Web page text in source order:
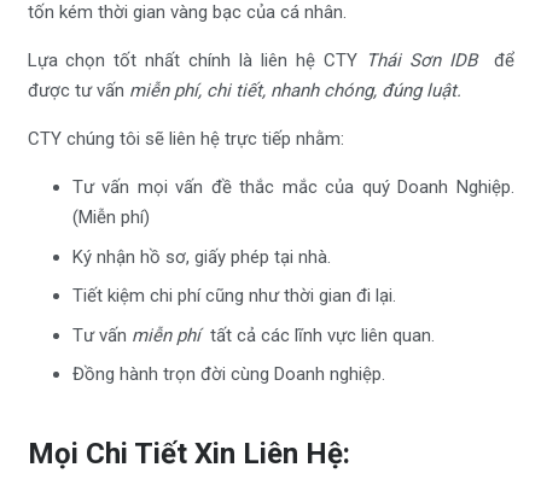
tốn kém thời gian vàng bạc của cá nhân.
Lựa chọn tốt nhất chính là liên hệ CTY Thái Sơn IDBđể
được tư vấn miễn phí, chi tiết, nhanh chóng, đúng luật.
CTY chúng tôi sẽ liên hệ trực tiếp nhằm:
Tư vấn mọi vấn đề thắc mắc của quý Doanh Nghiệp.
(Miễn phí)
Ký nhận hồ sơ, giấy phép tại nhà.
Tiết kiệm chi phí cũng như thời gian đi lại.
Tư vấn miễn phítất cả các lĩnh vực liên quan.
Đồng hành trọn đời cùng Doanh nghiệp.
Mọi Chi Tiết Xin Liên Hệ: